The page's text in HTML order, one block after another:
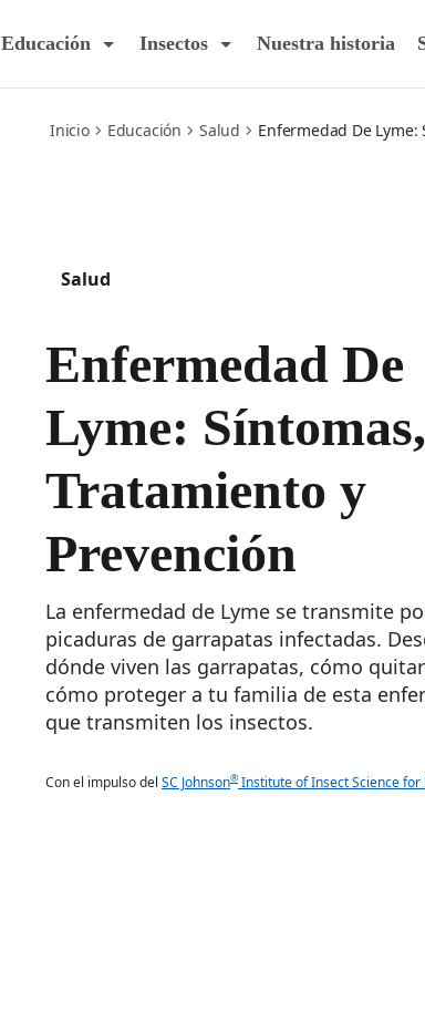
Educación Insectos Nuestra historia
Inicio Educación Salud Enfermedad De
Salud
Enfermedad De
Lyme: Síntomas,
Tratamiento y
Prevención
La enfermedad de Lyme se transmite
picaduras de garrapatas infectadas.
dónde viven las garrapatas, cómo
cómo proteger a tu familia de esta
que transmiten los insectos.
Con el impulso del SC Johnson® Institute of Insect Science for